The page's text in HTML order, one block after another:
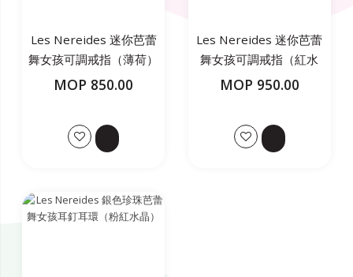
Les Nereides 迷你芭蕾
舞女孩可調戒指（薄荷）
MOP 850.00
Les Nereides 迷你芭蕾
舞女孩可調戒指（紅水
晶）
MOP 950.00